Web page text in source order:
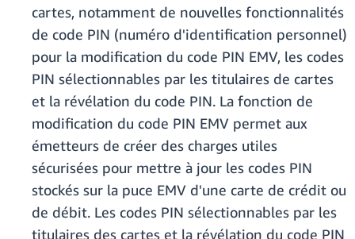
cartes, notamment de nouvelles fonctionnalités
de code PIN (numéro d'identification personnel)
pour la modification du code PIN EMV, les codes
PIN sélectionnables par les titulaires de cartes
et la révélation du code PIN. La fonction de
modification du code PIN EMV permet aux
émetteurs de créer des charges utiles
sécurisées pour mettre à jour les codes PIN
stockés sur la puce EMV d'une carte de crédit ou
de débit. Les codes PIN sélectionnables par les
titulaires des cartes et la révélation du code PIN